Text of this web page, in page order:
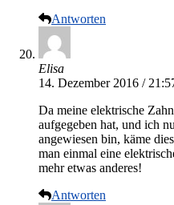
Antworten
Elisa
14. Dezember 2016 /
Da meine elektrische
aufgegeben hat, und ich
angewiesen bin, käme
man einmal eine
mehr etwas anderes!
Antworten